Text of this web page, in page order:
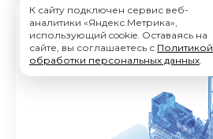
К сайту подключен сервис веб-
аналитики «Яндекс.Метрика»,
использующий cookie. Оставаясь на
сайте, вы соглашаетесь с Политикой
обработки персональных данных.